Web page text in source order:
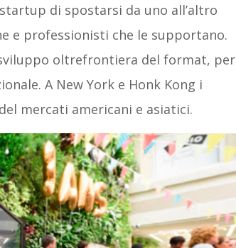
di spostarsi da uno all’altro
e professionisti che le supportano.
oltrefrontiera del format, per
A New York e Honk Kong i
mercati americani e asiatici.